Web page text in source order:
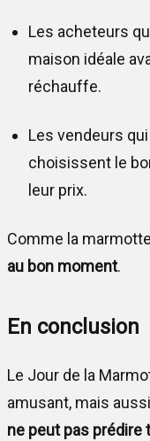
Les acheteurs
maison idéale
réchauffe.
Les vendeurs
choisissent le
leur prix.
Comme la
au bon moment.
En conclusion
Le Jour de la
amusant, mais
ne peut pas prédire